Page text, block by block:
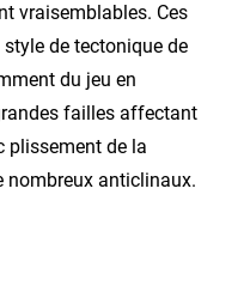
vraisemblables. Ces
de tectonique de
du jeu en
failles affectant
plissement de la
nombreux anticlinaux.